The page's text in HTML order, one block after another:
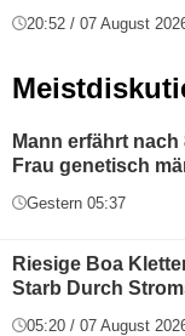
20:52 / 07 August
Mann erfährt
Frau genetisch
Gestern 05:37
Riesige Boa
Starb Durch
05:20 / 07 August